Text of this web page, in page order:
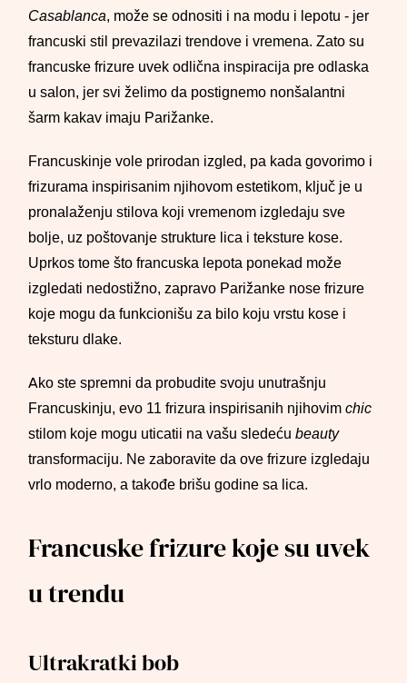
Casablanca, može se odnositi i na modu i lepotu - jer
francuski stil prevazilazi trendove i vremena. Zato su
francuske frizure uvek odlična inspiracija pre odlaska
u salon, jer svi želimo da postignemo nonšalantni
šarm kakav imaju Parižanke.
Francuskinje vole prirodan izgled, pa kada govorimo i
frizurama inspirisanim njihovom estetikom, ključ je u
pronalaženju stilova koji vremenom izgledaju sve
bolje, uz poštovanje strukture lica i teksture kose.
Uprkos tome što francuska lepota ponekad može
izgledati nedostižno, zapravo Parižanke nose frizure
koje mogu da funkcionišu za bilo koju vrstu kose i
teksturu dlake.
Ako ste spremni da probudite svoju unutrašnju
Francuskinju, evo 11 frizura inspirisanih njihovimchic
stilom koje mogu uticatii na vašu sledećubeauty
transformaciju. Ne zaboravite da ove frizure izgledaju
vrlo moderno, a takođe brišu godine sa lica.
Francuske frizure koje su uvek
u trendu
Ultrakratki bob